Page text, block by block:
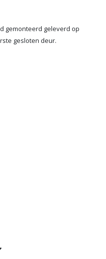
gemonteerd geleverd op
gesloten deur.